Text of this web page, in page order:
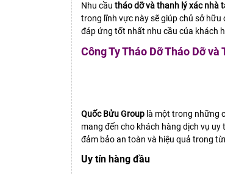
Nhu cầu tháo dỡ và thanh lý xác nhà
trong lĩnh vực này sẽ giúp chủ sở
đáp ứng tốt nhất nhu cầu của khách
Công Ty Tháo Dỡ Tháo Dỡ và
Quốc Bửu Group là một trong những
mang đến cho khách hàng dịch vụ
đảm bảo an toàn và hiệu quả trong
Uy tín hàng đầu